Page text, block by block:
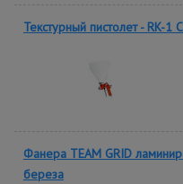
Текстурный пистолет - RK-1
Фанера TEAM GRID
береза